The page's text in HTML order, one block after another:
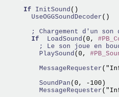
If
InitSound ()
  UseOGGSoundDecoder
()
; Chargement d'un
If
LoadSound (0,
; Le son joue en
    PlaySound
(0,
    MessageRequester
    SoundPan
    MessageRequester